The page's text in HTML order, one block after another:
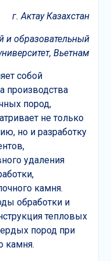
г. Актау Казахстан
и образовательный
Вьетнам
собой
производства
пород,
не только
но и разработку
удаления
камня.
обработки и
тепловых
пород при
камня.